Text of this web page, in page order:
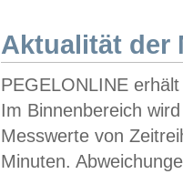
Aktualität der
PEGELONLINE
Im Binnenbereich
Messwerte von
Minuten.